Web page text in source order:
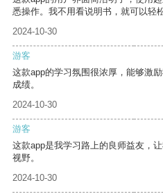
悉操作。我不用看说明书，就可以轻
2024-10-30
游客
这款app的学习氛围很浓厚，能够激
成绩。
2024-10-30
游客
这款app是我学习路上的良师益友，
视野。
2024-10-30